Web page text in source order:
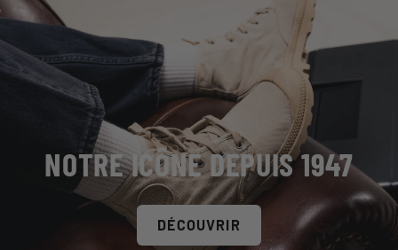
NOTRE ICÔNE DEPUIS 1947
DÉCOUVRIR